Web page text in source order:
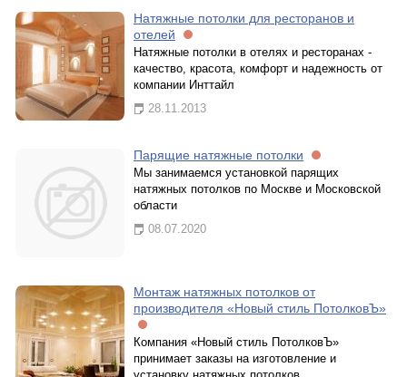
Натяжные потолки для ресторанов и
отелей
Натяжные потолки в отелях и ресторанах -
качество, красота, комфорт и надежность от
компании Инттайл
28.11.2013
Парящие натяжные потолки
Мы занимаемся установкой парящих
натяжных потолков по Москве и Московской
области
08.07.2020
Монтаж натяжных потолков от
производителя «Новый стиль ПотолковЪ»
Компания «Новый стиль ПотолковЪ»
принимает заказы на изготовление и